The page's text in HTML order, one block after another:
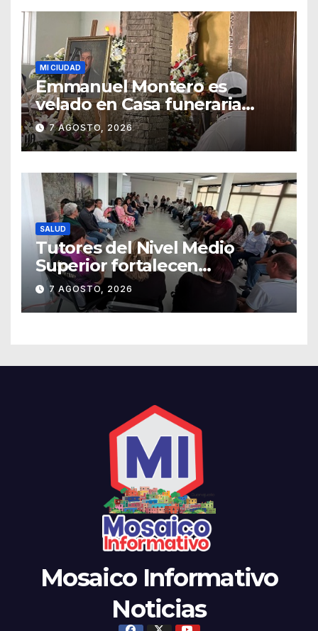
MI CIUDAD
Emmanuel Montero es
velado en Casa funeraria
Forasté
7 AGOSTO, 2026
SALUD
Tutores del Nivel Medio
Superior fortalecen
estrategias para la
prevención de la violencia en
el noviazgo
7 AGOSTO, 2026
Mosaico Informativo
Noticias